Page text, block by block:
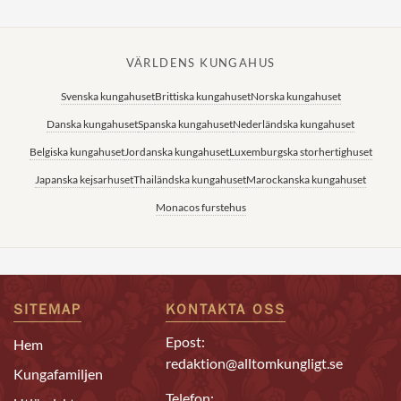
VÄRLDENS KUNGAHUS
Svenska kungahusetBrittiska kungahusetNorska kungahuset
Danska kungahusetSpanska kungahusetNederländska kungahuset
Belgiska kungahusetJordanska kungahusetLuxemburgska storhertighuset
Japanska kejsarhusetThailändska kungahusetMarockanska kungahuset
Monacos furstehus
SITEMAP
Hem
Kungafamiljen
KONTAKTA OSS
Epost:
redaktion@alltomkungligt.se